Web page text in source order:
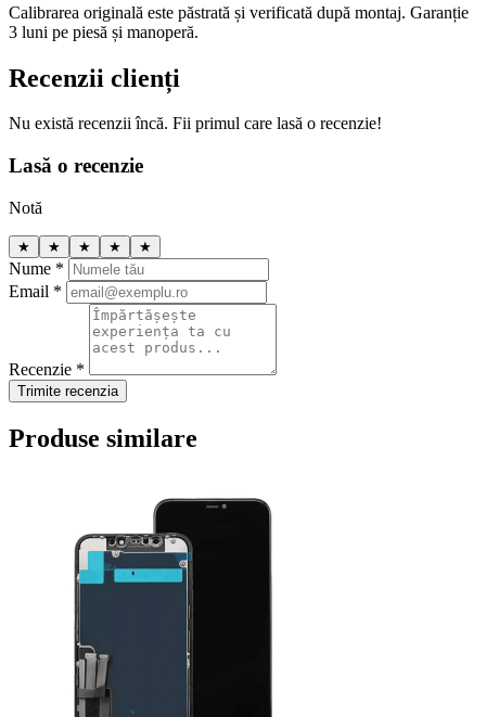
Calibrarea originală este păstrată și verificată după montaj. Garanție
3 luni pe piesă și manoperă.
Recenzii clienți
Nu există recenzii încă. Fii primul care lasă o recenzie!
Lasă o recenzie
Notă
★ ★ ★ ★ ★
Nume *
Email *
Recenzie *
Trimite recenzia
Produse similare